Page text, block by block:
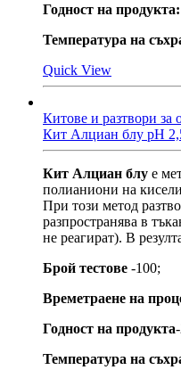
Годност на продукта:
Температура на
Quick View
Китове и разтвори за
Кит Алциан блу рН
Кит Алциан блу e
полианиони на
При този метод
разпространява в
не реагират). В
Брой тестове -100;
Времетраене на
Годност на продукта
Температура на